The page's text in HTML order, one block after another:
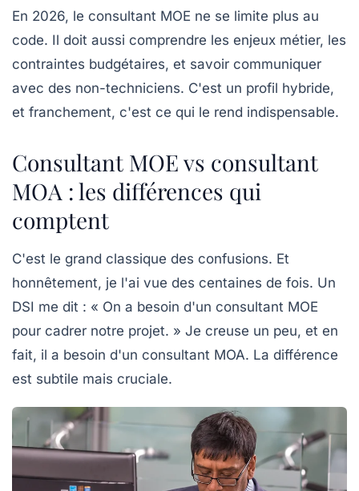
En 2026, le consultant MOE ne se limite plus au
code. Il doit aussi comprendre les enjeux métier, les
contraintes budgétaires, et savoir communiquer
avec des non-techniciens. C'est un profil hybride,
et franchement, c'est ce qui le rend indispensable.
Consultant MOE vs consultant
MOA : les différences qui
comptent
C'est le grand classique des confusions. Et
honnêtement, je l'ai vue des centaines de fois. Un
DSI me dit : « On a besoin d'un consultant MOE
pour cadrer notre projet. » Je creuse un peu, et en
fait, il a besoin d'un consultant MOA. La différence
est subtile mais cruciale.